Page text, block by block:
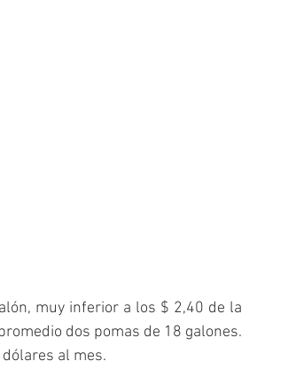
muy inferior a los $ 2,40 de la
dos pomas de 18 galones.
al mes.